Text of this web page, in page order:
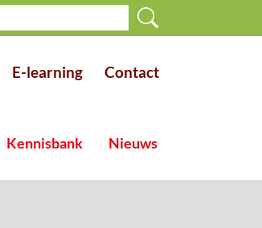
E-learning Contact
Kennisbank Nieuws